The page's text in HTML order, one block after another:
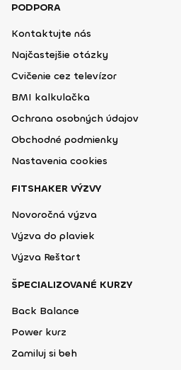
PODPORA
Kontaktujte nás
Najčastejšie otázky
Cvičenie cez televízor
BMI kalkulačka
Ochrana osobných údajov
Obchodné podmienky
Nastavenia cookies
FITSHAKER VÝZVY
Novoročná výzva
Výzva do plaviek
Výzva Reštart
ŠPECIALIZOVANÉ KURZY
Back Balance
Power kurz
Zamiluj si beh